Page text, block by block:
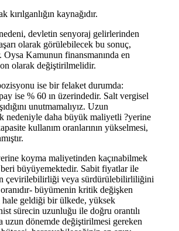
kaynağıdır.
devletin senyoraj gelirlerinden
olarak görülebilecek bu sonuç,
Oysa Kamunun finansmanında en
olarak değiştirilmelidir.
ise bir felaket durumda:
ise % 60 ın üzerindedir. Salt vergisel
unutmamalıyız. Uzun
nedeniyle daha büyük maliyetli ?yerine
kullanım oranlarının yükselmesi,
koyma maliyetinden kaçınabilmek
beri büyüyemektedir. Sabit fiyatlar ile
çevirilebilirliği veya sürdürülebilirliliğini
büyümenin kritik değişken
hale geldiği bir ülkede, yüksek
sürecin uzunluğu ile doğru orantılı
uzun dönemde değiştirilmesi gereken